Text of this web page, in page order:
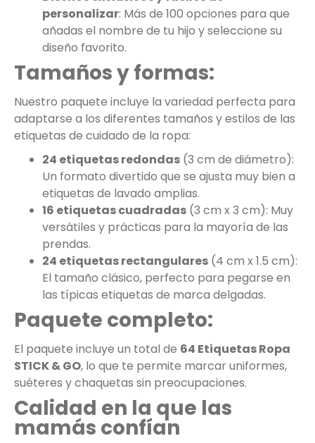
personalizar: Más de 100 opciones para que
añadas el nombre de tu hijo y seleccione su
diseño favorito.
Tamaños y formas:
Nuestro paquete incluye la variedad perfecta para
adaptarse a los diferentes tamaños y estilos de las
etiquetas de cuidado de la ropa:
24 etiquetas redondas (3 cm de diámetro):
Un formato divertido que se ajusta muy bien a
etiquetas de lavado amplias.
16 etiquetas cuadradas (3 cm x 3 cm): Muy
versátiles y prácticas para la mayoría de las
prendas.
24 etiquetas rectangulares (4 cm x 1.5 cm):
El tamaño clásico, perfecto para pegarse en
las típicas etiquetas de marca delgadas.
Paquete completo:
El paquete incluye un total de 64 Etiquetas Ropa
STICK & GO, lo que te permite marcar uniformes,
suéteres y chaquetas sin preocupaciones.
Calidad en la que las
mamás confían